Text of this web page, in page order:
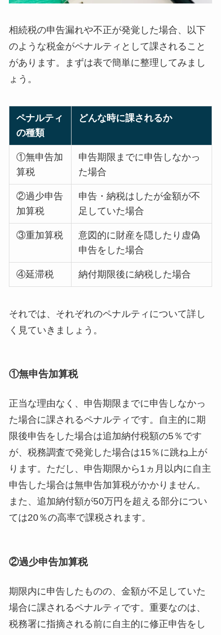
相続税の申告漏れや不正が発覚した場合、以下
のような税金がペナルティとして課されること
があります。まずは表で簡単に整理してみまし
ょう。
ペナルティ
の種類
どんな時に課されるか
①無申告加
算税
申告期限までに申告しなかっ
た場合
②過少申告
加算税
申告・納税はしたが金額が不
足していた場合
③重加算税
意図的に財産を隠したり虚偽
申告をした場合
④延滞税 納付期限後に納税した場合
それでは、それぞれのペナルティについて詳し
く見ていきましょう。
①無申告加算税
正当な理由なく、申告期限までに申告しなかっ
た場合に課されるペナルティです。自主的に期
限後申告をした場合は追加納付税額の5％です
が、税務調査で発覚した場合は15％に跳ね上が
ります。ただし、申告期限から1ヵ月以内に自主
申告した場合は無申告加算税がかかりません。
また、追加納付額が50万円を超える部分につい
ては20％の高率で課税されます。
②過少申告加算税
期限内に申告したものの、金額が不足していた
場合に課されるペナルティです。重要なのは、
税務署に指摘される前に自主的に修正申告をし